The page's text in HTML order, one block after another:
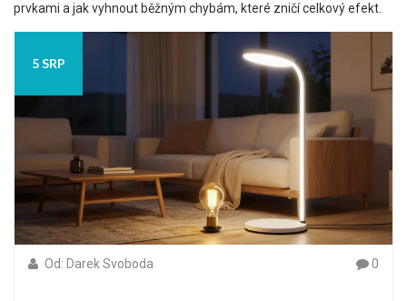
prvkami a jak vyhnout běžným chybám, které zničí celkový efekt.
5 SRP
Od: Darek Svoboda 0